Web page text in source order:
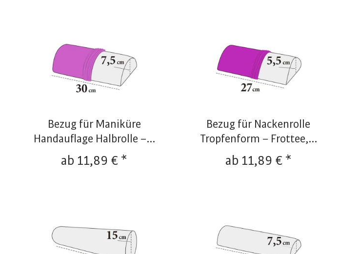
Bezug für Maniküre
Handauflage Halbrolle –...
ab 11,89 € *
Bezug für Nackenrolle
Tropfenform – Frottee,...
ab 11,89 € *